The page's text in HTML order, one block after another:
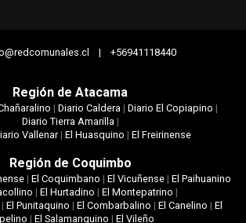
| +56941118440
Región de Atacama
| Diario Caldera | Diario El Copiapino |
Diario Tierra Amarilla |
Vallenar| El Huasquino | El Freirinense
Región de Coquimbo
| El Coquimbano | El Vicuñense| El Paihuanino
| El Hurtadino | El Montepatrino |
|El Punitaquino |El Combarbalino |El Canelino |El
| El Salamanquino | El Vileño